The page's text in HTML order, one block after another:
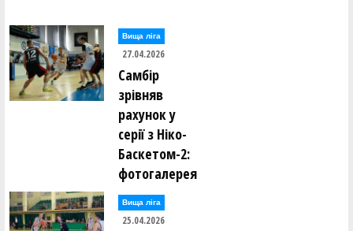
Вища лiга
27.04.2026
Самбір
зрівняв
рахунок у
серії з Ніко-
Баскетом-2:
фотогалерея
Вища лiга
25.04.2026